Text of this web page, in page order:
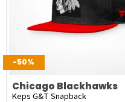
-50%
Chicago Blackhawks
Keps G&T Snapback